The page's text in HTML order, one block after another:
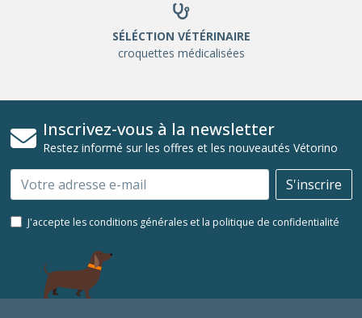
SÉLÉCTION VÉTÉRINAIRE
croquettes médicalisées
Inscrivez-vous à la newsletter
Restez informé sur les offres et les nouveautés Vétorino
Email S'inscrire
J'accepte les conditions générales et la politique de confidentialité